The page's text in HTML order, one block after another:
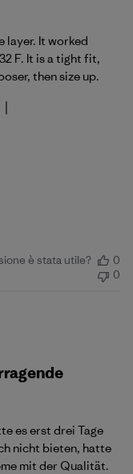
layer. It worked
F. It is a tight fit,
then size up.
|
è stata utile?
0
0
es erst drei Tage
nicht bieten, hatte
mit der Qualität.